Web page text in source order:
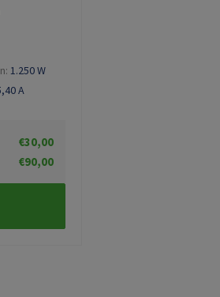
1.250W
A
€30,00
€90,00